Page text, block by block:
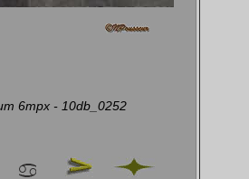
6mpx - 10db_0252